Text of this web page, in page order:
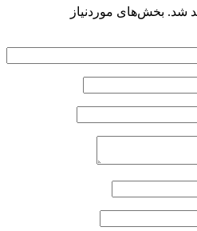
شد. بخش‌های موردنیاز